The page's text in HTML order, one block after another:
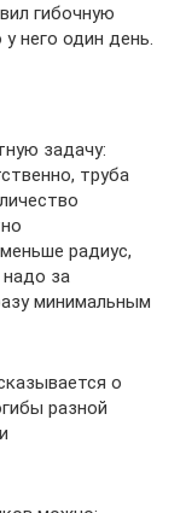
гибочную
него один день.
задачу:
труба
радиус,
за
минимальным
о
разной